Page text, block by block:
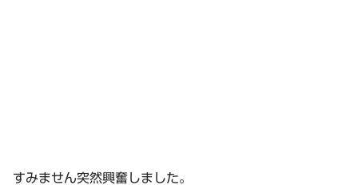
すみません突然興奮しました。